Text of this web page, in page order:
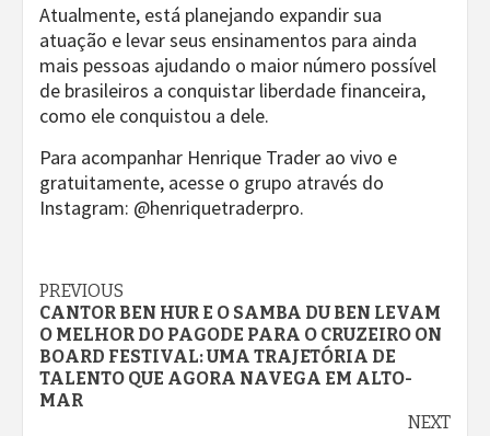
Atualmente, está planejando expandir sua
atuação e levar seus ensinamentos para ainda
mais pessoas ajudando o maior número possível
de brasileiros a conquistar liberdade financeira,
como ele conquistou a dele.
Para acompanhar Henrique Trader ao vivo e
gratuitamente, acesse o grupo através do
Instagram: @henriquetraderpro.
Continue
Reading
PREVIOUS
CANTOR BEN HUR E O SAMBA DU BEN LEVAM
O MELHOR DO PAGODE PARA O CRUZEIRO ON
BOARD FESTIVAL: UMA TRAJETÓRIA DE
TALENTO QUE AGORA NAVEGA EM ALTO-
MAR
NEXT